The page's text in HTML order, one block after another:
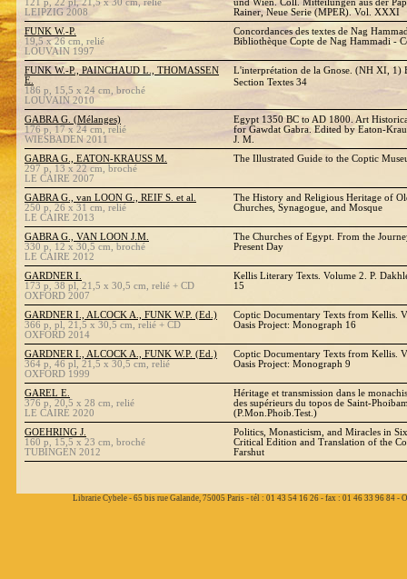
LEIPZIG 2008
Rainer, Neue Serie (MPER). Vol. XXXI
FUNK W.-P.
19,5 x 26 cm, relié
LOUVAIN 1997
Concordances des textes de Nag
Bibliothèque Copte de Nag Hammadi -
FUNK W.-P., PAINCHAUD L., THOMASSEN
E.
186 p, 15,5 x 24 cm, broché
LOUVAIN 2010
L'interprétation de la Gnose. (NH XI, 1)
Section Textes 34
GABRA G. (Mélanges)
176 p, 17 x 24 cm, relié
WIESBADEN 2011
Egypt 1350 BC to AD 1800. Art
for Gawdat Gabra. Edited by Eaton-
J. M.
GABRA G., EATON-KRAUSS M.
297 p, 13 x 22 cm, broché
LE CAIRE 2007
The Illustrated Guide to the Coptic
GABRA G., van LOON G., REIF S. et al.
250 p, 26 x 31 cm, relié
LE CAIRE 2013
The History and Religious Heritage of
Churches, Synagogue, and Mosque
GABRA G., VAN LOON J.M.
330 p, 12 x 30,5 cm, broché
LE CAIRE 2012
The Churches of Egypt. From the
Present Day
GARDNER I.
173 p, 38 pl, 21,5 x 30,5 cm, relié + CD
OXFORD 2007
Kellis Literary Texts. Volume 2. P.
15
GARDNER I., ALCOCK A., FUNK W.P. (Ed.)
366 p, pl, 21,5 x 30,5 cm, relié + CD
OXFORD 2014
Coptic Documentary Texts from Kellis.
Oasis Project: Monograph 16
GARDNER I., ALCOCK A., FUNK W.P. (Ed.)
364 p, 46 pl, 21,5 x 30,5 cm, relié
OXFORD 1999
Coptic Documentary Texts from Kellis.
Oasis Project: Monograph 9
GAREL E.
376 p, 20,5 x 28 cm, relié
LE CAIRE 2020
Héritage et transmission dans le
des supérieurs du topos de Saint-
(P.Mon.Phoib.Test.)
GOEHRING J.
160 p, 15,5 x 23 cm, broché
TUBINGEN 2012
Politics, Monasticism, and Miracles in
Critical Edition and Translation of the
Farshut
Librarie Cybele - 65 bis rue Galande, 75005 Paris - tél : 01 43 54 16 26 - fax : 01 46 33 96 84